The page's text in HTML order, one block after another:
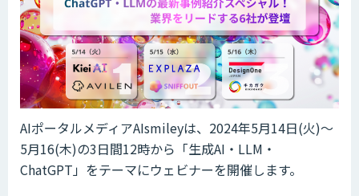
AIポータルメディアAIsmileyは、2024年5月14日(火)～
5月16(木)の3日間12時から「生成AI・LLM・
ChatGPT」をテーマにウェビナーを開催します。